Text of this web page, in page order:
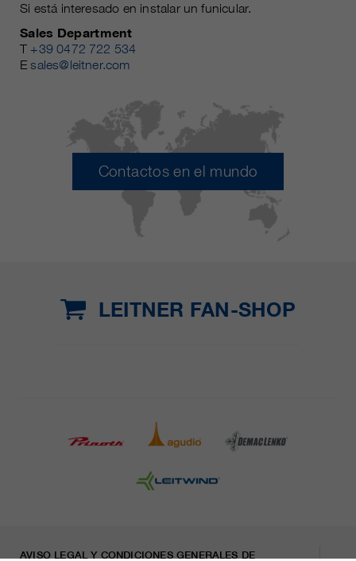
Si está interesado en instalar un funicular.
Sales Department
T +39 0472 722 534
Esales@leitner.com
Contactos en el mundo
LEITNER FAN-SHOP
AVISO LEGAL Y CONDICIONES GENERALES DE